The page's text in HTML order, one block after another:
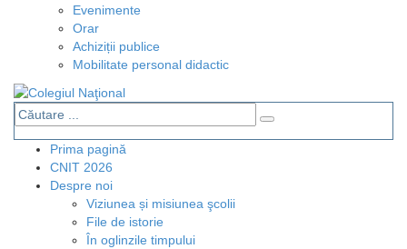
Evenimente
Orar
Achiziții publice
Mobilitate personal didactic
Prima pagină
CNIT 2026
Despre noi
Viziunea și misiunea şcolii
File de istorie
În oglinzile timpului